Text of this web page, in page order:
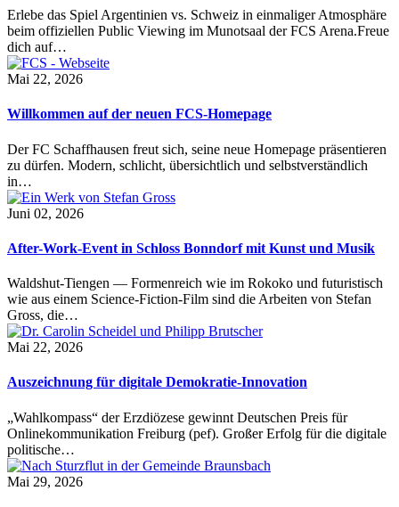
Erlebe das Spiel Argentinien vs. Schweiz in einmaliger Atmosphäre
beim offiziellen Public Viewing im Munotsaal der FCS Arena.Freue
dich auf…
Mai 22, 2026
Willkommen auf der neuen FCS-Homepage
Der FC Schaffhausen freut sich, seine neue Homepage präsentieren
zu dürfen. Modern, schlicht, übersichtlich und selbstverständlich
in…
Juni 02, 2026
After-Work-Event in Schloss Bonndorf mit Kunst und Musik
Waldshut-Tiengen — Formenreich wie im Rokoko und futuristisch
wie aus einem Science-Fiction-Film sind die Arbeiten von Stefan
Gross, die…
Mai 22, 2026
Auszeichnung für digitale Demokratie-Innovation
„Wahlkompass“ der Erzdiözese gewinnt Deutschen Preis für
Onlinekommunikation Freiburg (pef). Großer Erfolg für die digitale
politische…
Mai 29, 2026